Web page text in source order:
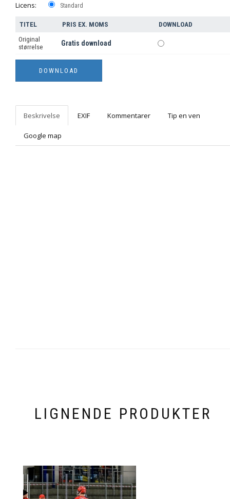
Licens: Standard
TITEL PRIS EX. MOMS
DOWNLOAD
Original
størrelse
Gratis download
Beskrivelse EXIF Kommentarer Tip en ven
Google map
LIGNENDE PRODUKTER